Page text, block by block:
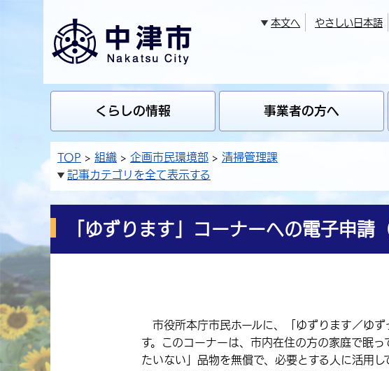
本文へ やさしい日本語
くらしの情報 事業者の方へ
TOP 組織 企画市民環境部
清掃管理課
記事カテゴリを全て表示する
「ゆずります」コーナーへの電子申請
市役所本庁市民ホールに、「ゆずります／ゆず
す。このコーナーは、市内在住の方の家庭で眠
たいない」品物を無償で、必要とする人に活用